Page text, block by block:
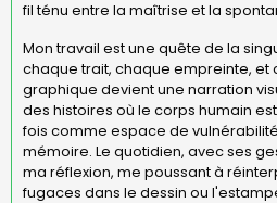
fil ténu entre la maîtrise et la
Mon travail est une quête de la
chaque trait, chaque empreinte, et
graphique devient une narration
des histoires où le corps humain
fois comme espace de
mémoire. Le quotidien, avec ses
ma réflexion, me poussant à
fugaces dans le dessin ou